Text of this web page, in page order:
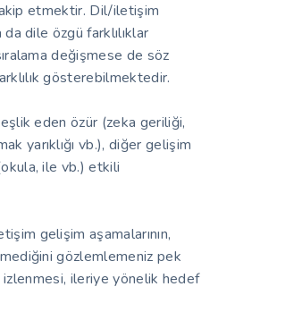
etmektir. Dil/iletişim
dile özgü farklılıklar
değişmese de söz
gösterebilmektedir.
eden özür (zeka geriliği,
yarıklığı vb.), diğer gelişim
ile vb.) etkili
gelişim aşamalarının,
gözlemlemeniz pek
izlenmesi, ileriye yönelik hedef